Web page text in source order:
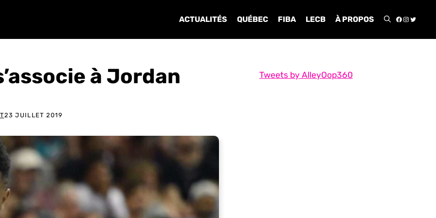
ACTUALITÉS QUÉBEC FIBA LECB À PROPOS
à Jordan
23 JUILLET 2019
Tweets by AlleyOop360